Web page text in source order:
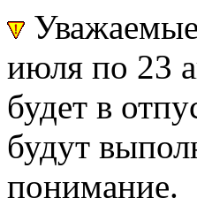
июля по 23
будет в
будут
понимание.